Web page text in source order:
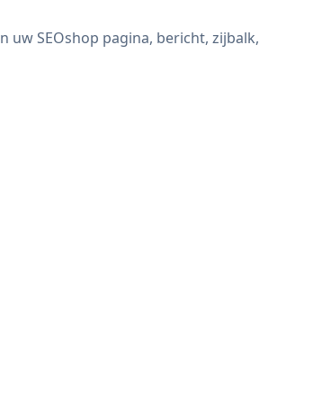
uw SEOshop pagina, bericht, zijbalk,